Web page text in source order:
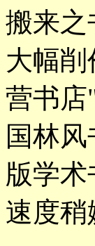
搬来之
大幅
营书
国林
版学
速度